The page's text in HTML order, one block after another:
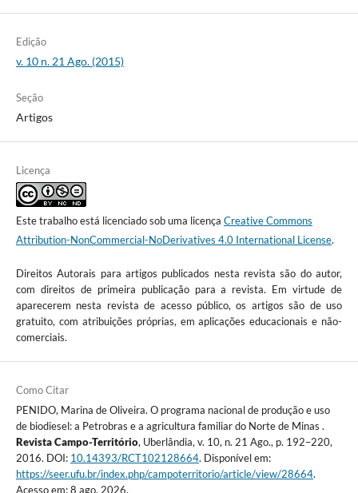
Edição
v. 10 n. 21 Ago. (2015)
Seção
Artigos
Licença
Este trabalho está licenciado sob uma licença Creative Commons
Attribution-NonCommercial-NoDerivatives 4.0 International License.
Direitos Autorais para artigos publicados nesta revista são do autor,
com direitos de primeira publicação para a revista. Em virtude de
aparecerem nesta revista de acesso público, os artigos são de uso
gratuito, com atribuições próprias, em aplicações educacionais e não-
comerciais.
Como Citar
PENIDO, Marina de Oliveira. O programa nacional de produção e uso
de biodiesel: a Petrobras e a agricultura familiar do Norte de Minas .
Revista Campo-Território, Uberlândia, v. 10, n. 21 Ago., p. 192–220,
2016. DOI: 10.14393/RCT102128664. Disponível em:
https://seer.ufu.br/index.php/campoterritorio/article/view/28664.
Acesso em: 8 ago. 2026.